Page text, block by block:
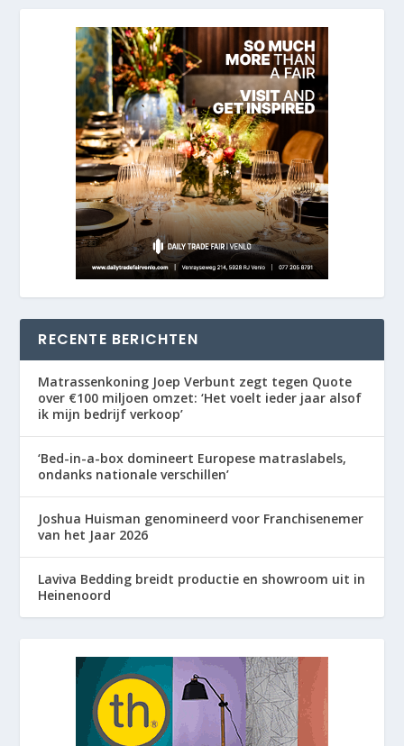
RECENTE BERICHTEN
Matrassenkoning Joep Verbunt zegt tegen Quote
over €100 miljoen omzet: ‘Het voelt ieder jaar alsof
ik mijn bedrijf verkoop’
‘Bed-in-a-box domineert Europese matraslabels,
ondanks nationale verschillen’
Joshua Huisman genomineerd voor Franchisenemer
van het Jaar 2026
Laviva Bedding breidt productie en showroom uit in
Heinenoord